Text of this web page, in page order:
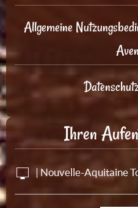
Allgemeine
Ihren
| Nouvelle-Aquitaine